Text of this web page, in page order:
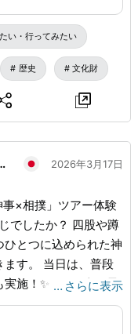
場所：大鳥大社 絵馬
き ※現金のみ） ✅
け
...
い・行ってみたい
歴史 文化財
2026年3月17日
×相撲」ツアー体験
とつに込められた神
、普段
施！✨ （※稽古風景
を間近に感じていた
… さらに表示